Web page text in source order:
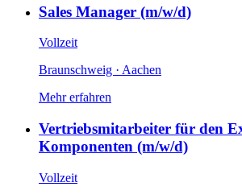
Sales Manager (m/w/d)
Vollzeit
Braunschweig · Aachen
Mehr erfahren
Vertriebsmitarbeiter für den
Komponenten (m/w/d)
Vollzeit